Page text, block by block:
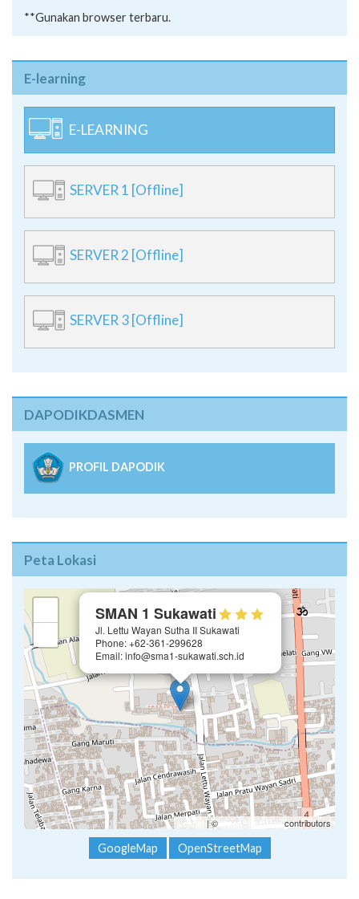
**Gunakan browser terbaru.
E-learning
E-LEARNING
SERVER 1 [Offline]
SERVER 2 [Offline]
SERVER 3 [Offline]
DAPODIKDASMEN
PROFIL DAPODIK
Peta Lokasi
SMAN 1 Sukawati
Jl. Lettu Wayan Sutha II Sukawati
Phone: +62-361-299628
Email: info@sma1-sukawati.sch.id
Leaflet | ©OpenStreetMap contributors
GoogleMap OpenStreetMap